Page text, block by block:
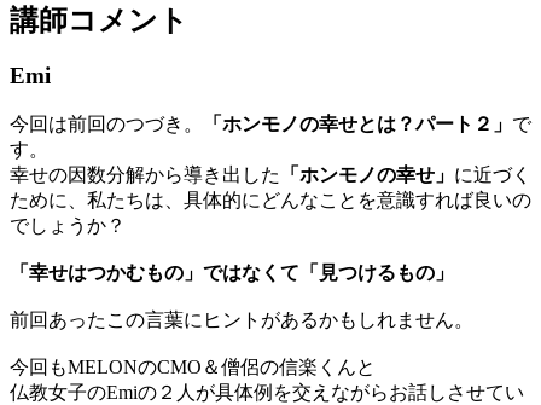
講師コメント
Emi
今回は前回のつづき。 「ホンモノの幸せとは？パート２」 で
す。
幸せの因数分解から導き出した
「ホンモノの幸せ」 に近づく
ために、私たちは、具体的にどんなことを意識すれば良いの
でしょうか？
「幸せはつかむもの」ではなくて「見つけるもの」
前回あったこの言葉にヒントがあるかもしれません。
今回もMELONのCMO＆僧侶の信楽くんと
仏教女子のEmiの２人が具体例を交えながらお話しさせてい